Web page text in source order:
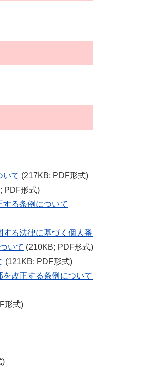
いて (217KB; PDF形式)
PDF形式)
る条例について
る法律に基づく個人番
いて (210KB; PDF形式)
(121KB; PDF形式)
改正する条例について
形式)
)